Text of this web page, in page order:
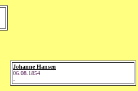
Johanne Hansen
06.08.1854
-